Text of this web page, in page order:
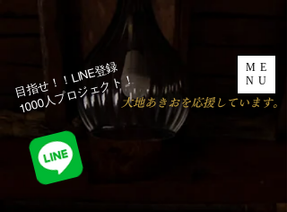
ME
NU
​大地あきおを応援しています。
目指せ！！LINE登録
1000人プロジェクト！​